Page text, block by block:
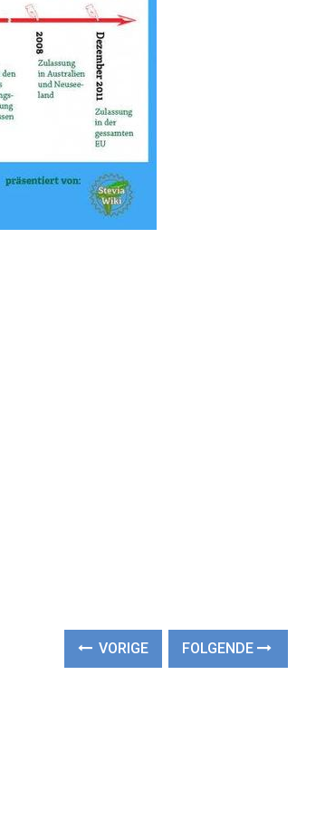
VORIGE FOLGENDE